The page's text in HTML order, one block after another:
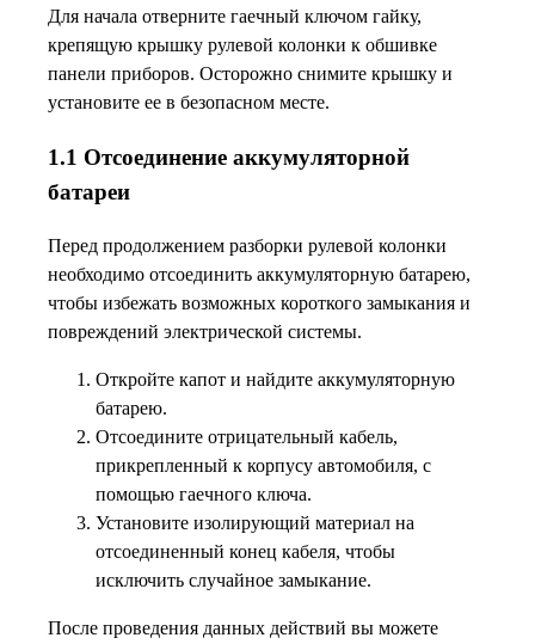
Для начала отверните гаечный ключом гайку,
крепящую крышку рулевой колонки к обшивке
панели приборов. Осторожно снимите крышку и
установите ее в безопасном месте.
1.1 Отсоединение аккумуляторной
батареи
Перед продолжением разборки рулевой колонки
необходимо отсоединить аккумуляторную батарею,
чтобы избежать возможных короткого замыкания и
повреждений электрической системы.
Откройте капот и найдите аккумуляторную
батарею.
Отсоедините отрицательный кабель,
прикрепленный к корпусу автомобиля, с
помощью гаечного ключа.
Установите изолирующий материал на
отсоединенный конец кабеля, чтобы
исключить случайное замыкание.
После проведения данных действий вы можете